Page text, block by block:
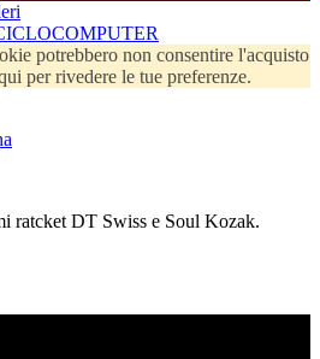
potrebbero non consentire l'acquisto
per rivedere le tue preferenze.
ratcket DT Swiss e Soul Kozak.